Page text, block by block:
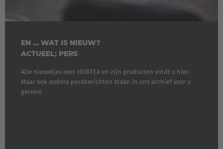
EN ... WAT IS NIEUW?
ACTUEEL; PERS
Alle nieuwtjes over HUBTEX en zijn producten vindt u hier.
Maar ook oudere persberichten staan in ons archief voor u
gereed.